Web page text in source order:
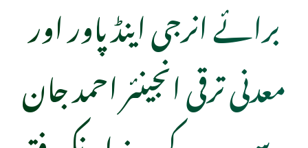
برائے انرجی اینڈ پاور اور
معدنی ترقی انجینئر احمد جان